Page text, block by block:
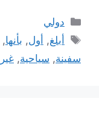
التصنيفات
دولي
الوسوم
أبلغ, أول, بأنها,
سفينة, سياحية, غير